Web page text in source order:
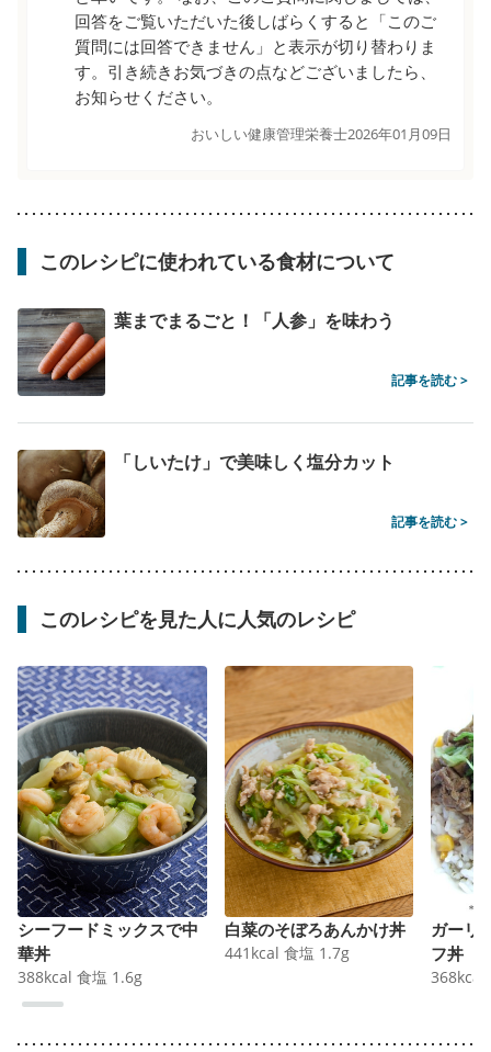
回答をご覧いただいた後しばらくすると「このご
質問には回答できません」と表示が切り替わりま
す。引き続きお気づきの点などございましたら、
お知らせください。
おいしい健康管理栄養士2026年01月09日
このレシピに使われている食材について
葉までまるごと！「人参」を味わう
記事を読む >
「しいたけ」で美味しく塩分カット
記事を読む >
このレシピを見た人に人気のレシピ
シーフードミックスで中
華丼
388kcal 食塩 1.6g
白菜のそぼろあんかけ丼
441 kcal 食塩 1.7g
ガーリ
フ丼
368kcal